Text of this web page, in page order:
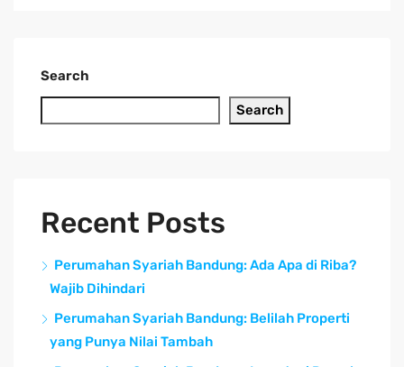
Search
Search
Recent Posts
Perumahan Syariah Bandung: Ada Apa di Riba?
Wajib Dihindari
Perumahan Syariah Bandung: Belilah Properti
yang Punya Nilai Tambah